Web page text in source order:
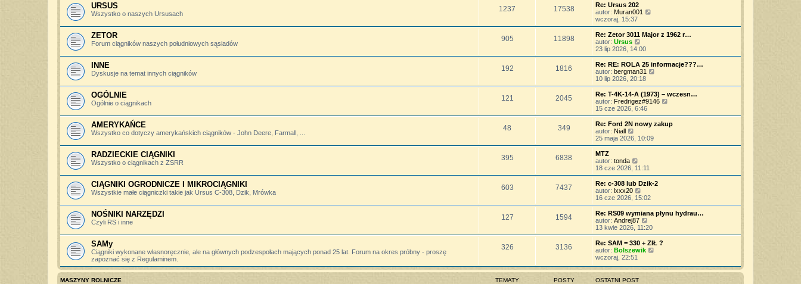
t
z
y
s
z
s
n
o
z
y
p
s
t
URSUS
Wszystko o naszych Ursusach
1237 17538
Re: Ursus 202
autor: Muran001
ś
w
i
l
n
a
o
w
z
y
o
s
wczoraj, 15:37
ZETOR
Forum ciągników naszych południowych sąsiadów
905 11898
Re: Zetor 3011 Major z 1962 r…
autor: Ursus
y
ś
w
i
e
l
n
a
j
o
s
z
o
s
t
23 lip 2026, 14:00
INNE
Dyskusje na temat innych ciągników
192 1816
Re: RE: ROLA 25 informacje???…
autor: bergman31
ś
w
i
n
z
y
s
t
10 lip 2026, 20:18
OGÓLNIE
Ogólnie o ciągnikach
121 2045
Re: T-4K-14-A (1973) – wczesn…
autor: Fredrigez#9146
ś
w
i
z
y
s
15 cze 2026, 6:46
AMERYKAŃCE
Wszystko co dotyczy amerykańskich ciągników - John Deere, Farmall, ...
48 349
Re: Ford 2N nowy zakup
autor: Niall
ś
i
e
n
a
j
o
w
s
z
y
p
o
s
t
25 maja 2026, 10:09
RADZIECKIE CIĄGNIKI
Wszystko o ciągnikach z ZSRR
395 6838
MTZ
autor: tonda
y
ś
w
i
e
n
a
j
o
w
z
y
18 cze 2026, 11:11
CIĄGNIKI OGRODNICZE I MIKROCIĄGNIKI
Wszystkie małe ciągniczki takie jak Ursus C-308, Dzik, Mrówka
603 7437
Re: c-308 lub Dzik-2
autor: lxxx20
y
ś
w
i
e
n
a
n
16 cze 2026, 15:02
NOŚNIKI NARZĘDZI
Czyli RS i inne
127 1594
Re: RS09 wymiana płynu hydrau…
autor: Andrej87
y
ś
w
i
e
l
13 kwie 2026, 11:20
SAMy
Ciągniki wykonane własnoręcznie, ale na głównych podzespołach mających ponad 25 lat. Forum na okres próbny - proszę
zapoznać się z Regulaminem.
326 3136
Re: SAM = 330 + ZIŁ ?
autor: Bolszewik
w
wczoraj, 22:51
MASZYNY ROLNICZE TEMATY POSTY OSTATNI POST